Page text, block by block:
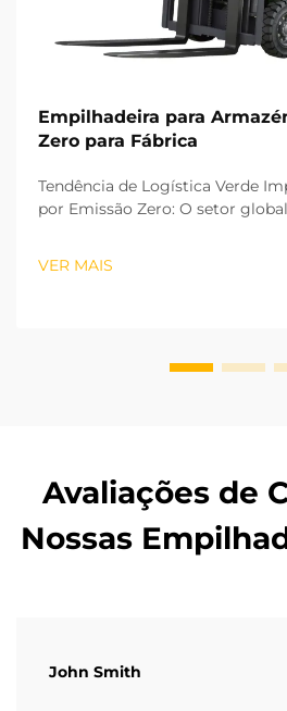
Empilhadeira para
Zero para Fábrica
Tendência de Logística Verde
por Emissão Zero: O setor
processos logísticos
VER MAIS
Avaliações de
Nossas
John Smith